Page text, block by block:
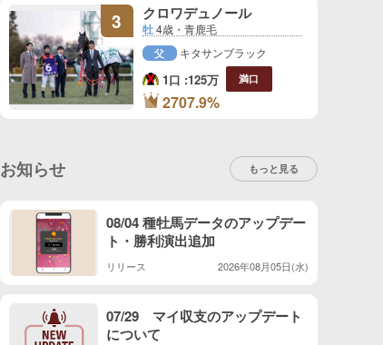
3 クロワデュノール
牡4歳・青鹿毛
父 キタサンブラック
1口 :125万 満口
3
位
2707.9%
お知らせ もっと見る
08/04 種牡馬データのアップデー
ト・勝利演出追加
リリース 2026年08月05日(水)
07/29 マイ収支のアップデート
について